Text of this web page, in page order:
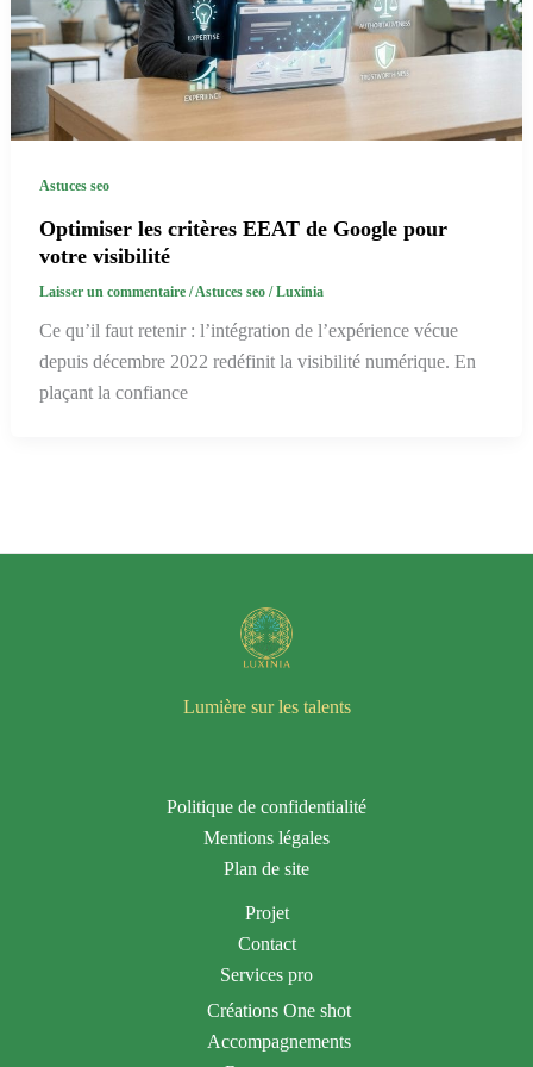
Astuces seo
Optimiser les critères EEAT de Google pour
votre visibilité
Laisser un commentaire / Astuces seo/ Luxinia
Ce qu’il faut retenir : l’intégration de l’expérience vécue
depuis décembre 2022 redéfinit la visibilité numérique. En
plaçant la confiance
Lumière sur les talents
Politique de confidentialité
Mentions légales
Plan de site
Projet
Contact
Services pro
Créations One shot
Accompagnements